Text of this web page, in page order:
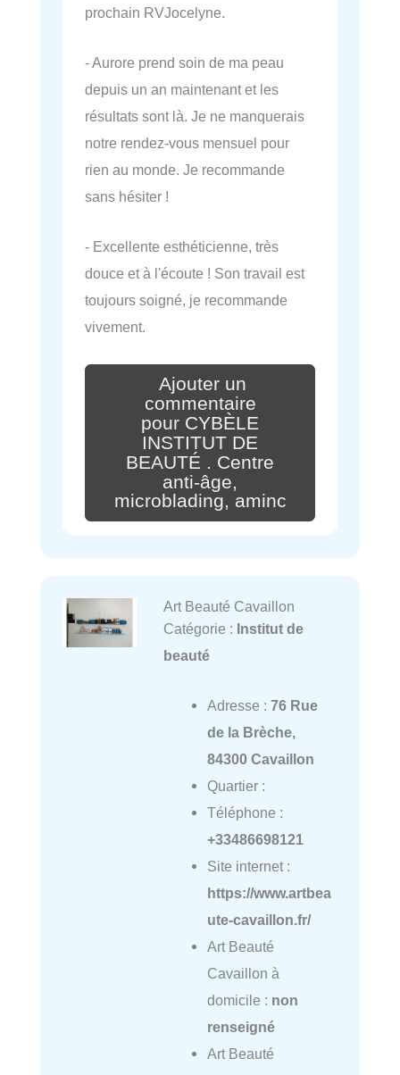
prochain RVJocelyne.
- Aurore prend soin de ma peau
depuis un an maintenant et les
résultats sont là. Je ne manquerais
notre rendez-vous mensuel pour
rien au monde. Je recommande
sans hésiter !
- Excellente esthéticienne, très
douce et à l'écoute ! Son travail est
toujours soigné, je recommande
vivement.
Ajouter un
commentaire
pour CYBÈLE
INSTITUT DE
BEAUTÉ . Centre
anti-âge,
microblading, aminc
Art Beauté Cavaillon
Catégorie : Institut de
beauté
Adresse : 76 Rue
de la Brèche,
84300 Cavaillon
Quartier :
Téléphone :
+33486698121
Site internet :
https://www.artbea
ute-cavaillon.fr/
Art Beauté
Cavaillon à
domicile : non
renseigné
Art Beauté